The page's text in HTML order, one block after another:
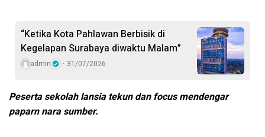
“Ketika Kota Pahlawan Berbisik di
Kegelapan Surabaya diwaktu Malam”
admin 31/07/2026
Peserta sekolah lansia tekun dan focus mendengar
paparn nara sumber.